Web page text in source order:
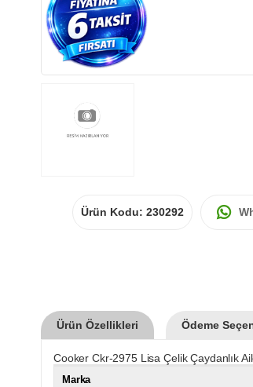
Ürün Kodu: 230292
Ürün Özellikleri Ödeme
Cooker Ckr-2975 Lisa Çelik Çaydanlık
Marka